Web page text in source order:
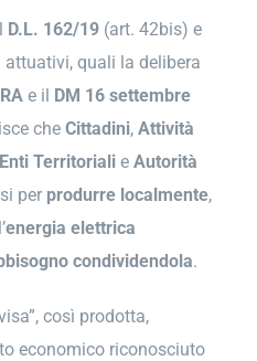
D.L. 162/19(art. 42bis) e
quali la delibera
e il DM 16 settembre
che Cittadini, Attività
Enti Territoriali e Autorità
per produrre localmente,
energia elettrica
condividendola.
così prodotta,
economico riconosciuto